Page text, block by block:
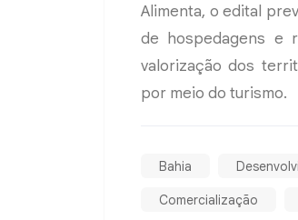
Alimenta, o edital
de hospedagens e
valorização dos
por meio do turismo.
Bahia
Comercialização